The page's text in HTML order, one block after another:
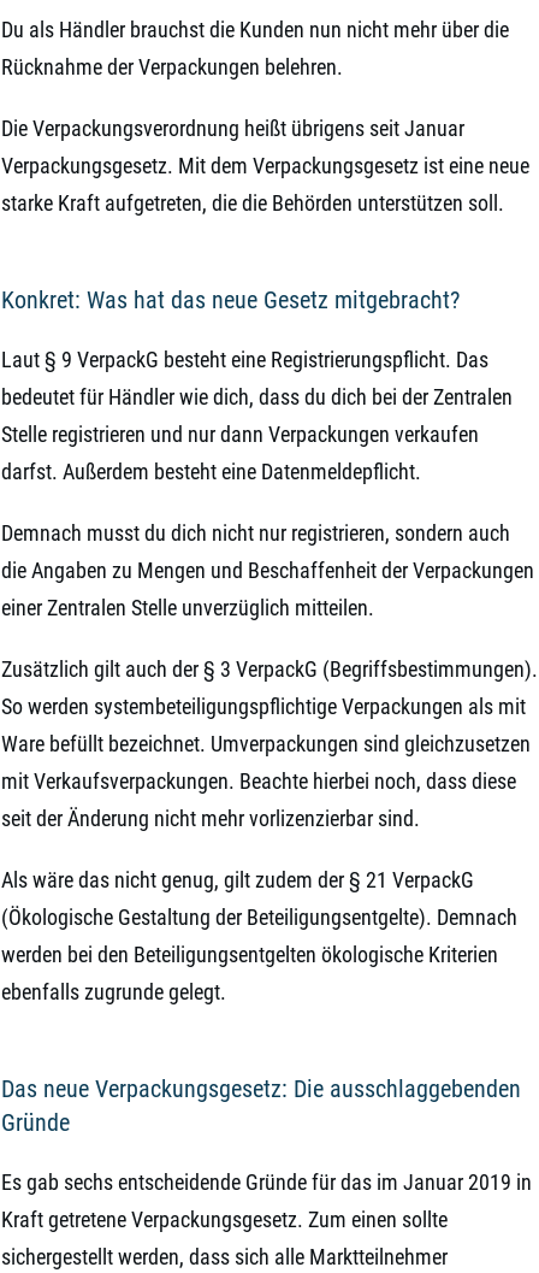
Du als Händler brauchst die Kunden nun nicht mehr über die
Rücknahme der Verpackungen belehren.
Die Verpackungsverordnung heißt übrigens seit Januar
Verpackungsgesetz. Mit dem Verpackungsgesetz ist eine neue
starke Kraft aufgetreten, die die Behörden unterstützen soll.
Konkret: Was hat das neue Gesetz mitgebracht?
Laut § 9 VerpackG besteht eine Registrierungspflicht. Das
bedeutet für Händler wie dich, dass du dich bei der Zentralen
Stelle registrieren und nur dann Verpackungen verkaufen
darfst. Außerdem besteht eine Datenmeldepflicht.
Demnach musst du dich nicht nur registrieren, sondern auch
die Angaben zu Mengen und Beschaffenheit der Verpackungen
einer Zentralen Stelle unverzüglich mitteilen.
Zusätzlich gilt auch der § 3 VerpackG (Begriffsbestimmungen).
So werden systembeteiligungspflichtige Verpackungen als mit
Ware befüllt bezeichnet. Umverpackungen sind gleichzusetzen
mit Verkaufsverpackungen. Beachte hierbei noch, dass diese
seit der Änderung nicht mehr vorlizenzierbar sind.
Als wäre das nicht genug, gilt zudem der § 21 VerpackG
(Ökologische Gestaltung der Beteiligungsentgelte). Demnach
werden bei den Beteiligungsentgelten ökologische Kriterien
ebenfalls zugrunde gelegt.
Das neue Verpackungsgesetz: Die ausschlaggebenden
Gründe
Es gab sechs entscheidende Gründe für das im Januar 2019 in
Kraft getretene Verpackungsgesetz. Zum einen sollte
sichergestellt werden, dass sich alle Marktteilnehmer